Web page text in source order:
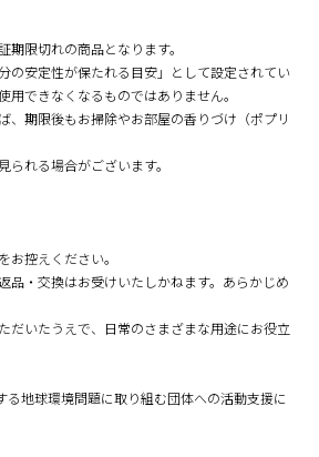
限切れの商品となります。
の安定性が保たれる目安」として設定されてい
できなくなるものではありません。
、期限後もお掃除やお部屋の香りづけ（ポプリ
れる場合がございます。
お控えください。
品・交換はお受けいたしかねます。あらかじめ
だいたうえで、日常のさまざまな用途にお役立
地球環境問題に取り組む団体への活動支援に